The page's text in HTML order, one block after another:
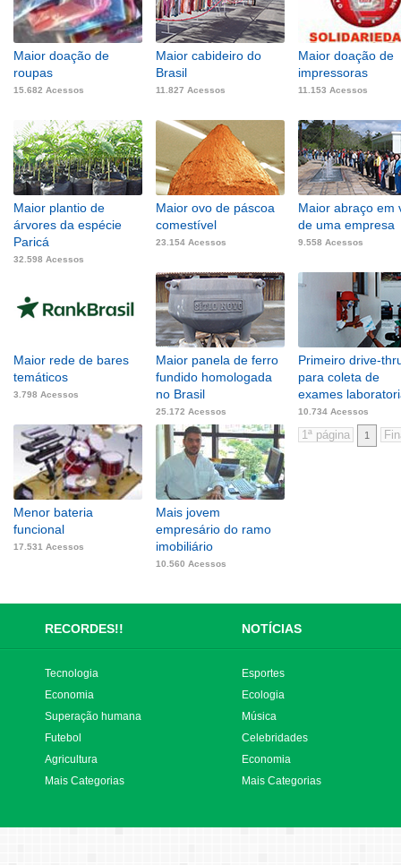
Maior doação de
roupas
15.682 Acessos
Maior cabideiro do
Brasil
11.827 Acessos
Maior doação de
impressoras
11.153 Acessos
Maior plantio de
árvores da espécie
Paricá
32.598 Acessos
Maior ovo de páscoa
comestível
23.154 Acessos
Maior abraço em
de uma empresa
9.558 Acessos
Maior rede de bares
temáticos
3.798 Acessos
Maior panela de ferro
fundido homologada
no Brasil
25.172 Acessos
Primeiro drive-
para coleta de
exames
10.734 Acessos
Menor bateria
funcional
17.531 Acessos
Mais jovem
empresário do ramo
imobiliário
10.560 Acessos
1
RECORDES!! NOTÍCIAS
Tecnologia
Economia
Superação humana
Futebol
Agricultura
Mais Categorias
Esportes
Ecologia
Música
Celebridades
Economia
Mais Categorias